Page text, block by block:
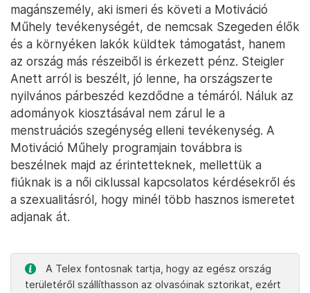
magánszemély, aki ismeri és követi a Motiváció
Műhely tevékenységét, de nemcsak Szegeden élők
és a környéken lakók küldtek támogatást, hanem
az ország más részeiből is érkezett pénz. Steigler
Anett arról is beszélt, jó lenne, ha országszerte
nyilvános párbeszéd kezdődne a témáról. Náluk az
adományok kiosztásával nem zárul le a
menstruációs szegénység elleni tevékenység. A
Motiváció Műhely programjain továbbra is
beszélnek majd az érintetteknek, mellettük a
fiúknak is a női ciklussal kapcsolatos kérdésekről és
a szexualitásról, hogy minél több hasznos ismeretet
adjanak át.
A Telex fontosnak tartja, hogy az egész ország
területéről szállíthasson az olvasóinak sztorikat, ezért